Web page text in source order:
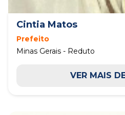
Cintia Matos
Prefeito
Minas Gerais - Reduto
VER MAIS